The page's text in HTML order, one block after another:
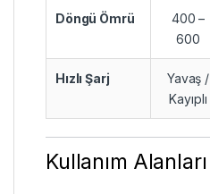
Döngü Ömrü
400 –
600
Hızlı Şarj
Yavaş /
Kayıplı
Kullanım Alanları